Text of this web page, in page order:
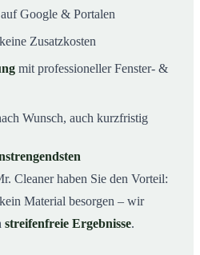
auf Google & Portalen
Zusatzkosten
mit professioneller Fenster- &
Wunsch, auch kurzfristig
Cleaner haben Sie den Vorteil:
Material besorgen – wir
streifenfreie Ergebnisse.